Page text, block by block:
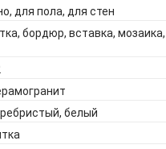
для пола, для стен
бордюр, вставка, мозаика,
белый